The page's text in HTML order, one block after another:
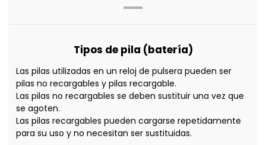
Tipos de pila (batería)
Las pilas utilizadas en un reloj de pulsera pueden ser
pilas no recargables y pilas recargable.
Las pilas no recargables se deben sustituir una vez que
se agoten.
Las pilas recargables pueden cargarse repetidamente
para su uso y no necesitan ser sustituidas.